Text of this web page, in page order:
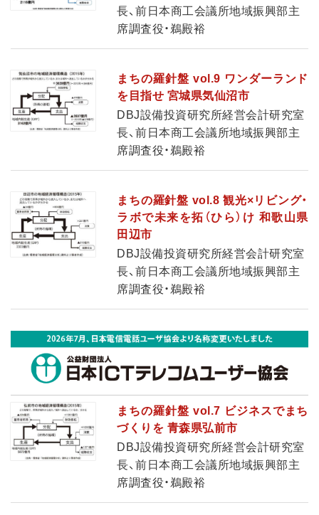
長、前日本商工会議所地域振興部主
席調査役・鵜殿裕
まちの羅針盤 vol.9 ワンダーランド
を目指せ 宮城県気仙沼市
DBJ設備投資研究所経営会計研究室
長、前日本商工会議所地域振興部主
席調査役・鵜殿裕
まちの羅針盤 vol.8 観光×リビング・
ラボで未来を拓（ひら）け 和歌山県
田辺市
DBJ設備投資研究所経営会計研究室
長、前日本商工会議所地域振興部主
席調査役・鵜殿裕
まちの羅針盤 vol.7 ビジネスでまち
づくりを 青森県弘前市
DBJ設備投資研究所経営会計研究室
長、前日本商工会議所地域振興部主
席調査役・鵜殿裕